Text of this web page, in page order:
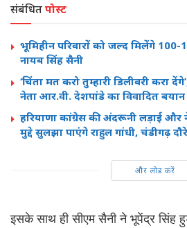
संबंधितपोस्ट
भूमिहीन परिवारों को जल्द मिलेंगे 100-
नायब सिंह सैनी
‘चिंता मत करो तुम्हारी डिलीवरी करा
नेता आर.वी. देशपांडे का विवादित बयान
हरियाणा कांग्रेस की अंदरूनी लड़ाई और
मुद्दे सुलझा पाएंगे राहुल गांधी, चंडीगढ़
और लोड करें
इसके साथ ही सीएम सैनी ने भूपेंद्र सिंह